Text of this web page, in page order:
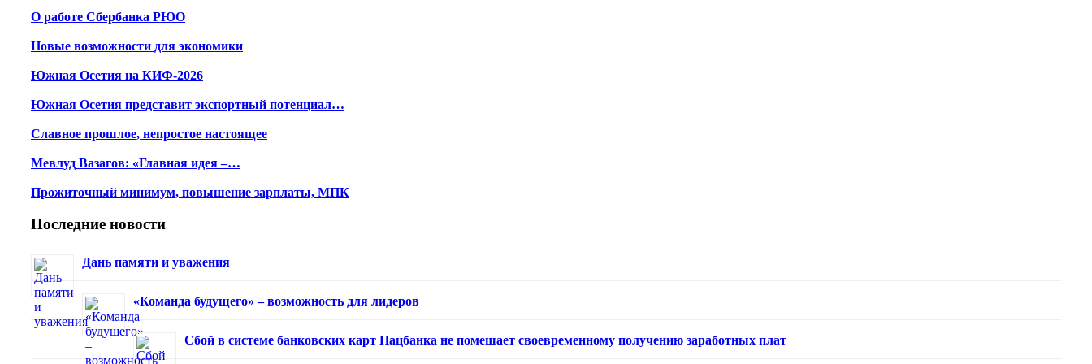
О работе Сбербанка РЮО
Новые возможности для экономики
Южная Осетия на КИФ-2026
Южная Осетия представит экспортный потенциал…
Славное прошлое, непростое настоящее
Мевлуд Вазагов: «Главная идея –…
Прожиточный минимум, повышение зарплаты, МПК
Последние новости
Дань памяти и уважения
«Команда будущего» – возможность для лидеров
Сбой в системе банковских карт Нацбанка не помешает своевременному получению заработных плат